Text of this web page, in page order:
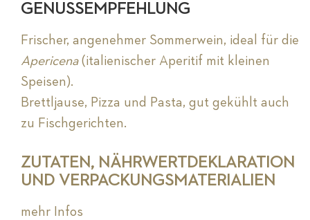
GENUSSEMPFEHLUNG
Frischer, angenehmer Sommerwein, ideal für die
Apericena(italienischer Aperitif mit kleinen
Speisen).
Brettljause, Pizza und Pasta, gut gekühlt auch
zu Fischgerichten.
ZUTATEN, NÄHRWERTDEKLARATION
UND VERPACKUNGSMATERIALIEN
mehr Infos